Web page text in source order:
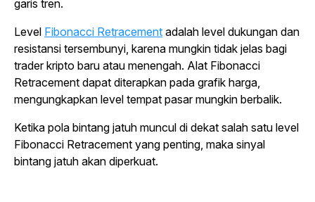
garis tren.
Level Fibonacci Retracement adalah level dukungan dan
resistansi tersembunyi, karena mungkin tidak jelas bagi
traderkripto baru atau menengah. Alat Fibonacci
Retracement dapat diterapkan pada grafik harga,
mengungkapkan level tempat pasar mungkin berbalik.
Ketika pola bintang jatuh muncul di dekat salah satu level
Fibonacci Retracement yang penting, maka sinyal
bintang jatuh akan diperkuat.